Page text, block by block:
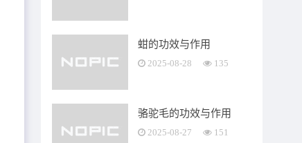
蚶的功效与作用
2025-08-28 135
骆驼毛的功效与作用
2025-08-27 151